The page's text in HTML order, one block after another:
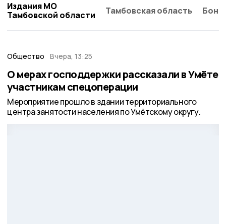
Издания МО
Тамбовской области
Тамбовская область
Общество Вчера, 13:25
О мерах господдержки рассказали в Умёте
участникам спецоперации
Мероприятие прошло в здании территориального
центра занятости населения по Умётскому округу.